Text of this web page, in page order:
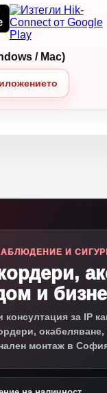
/ Mac)
И
и
за IP
окабеляване,
монтаж в